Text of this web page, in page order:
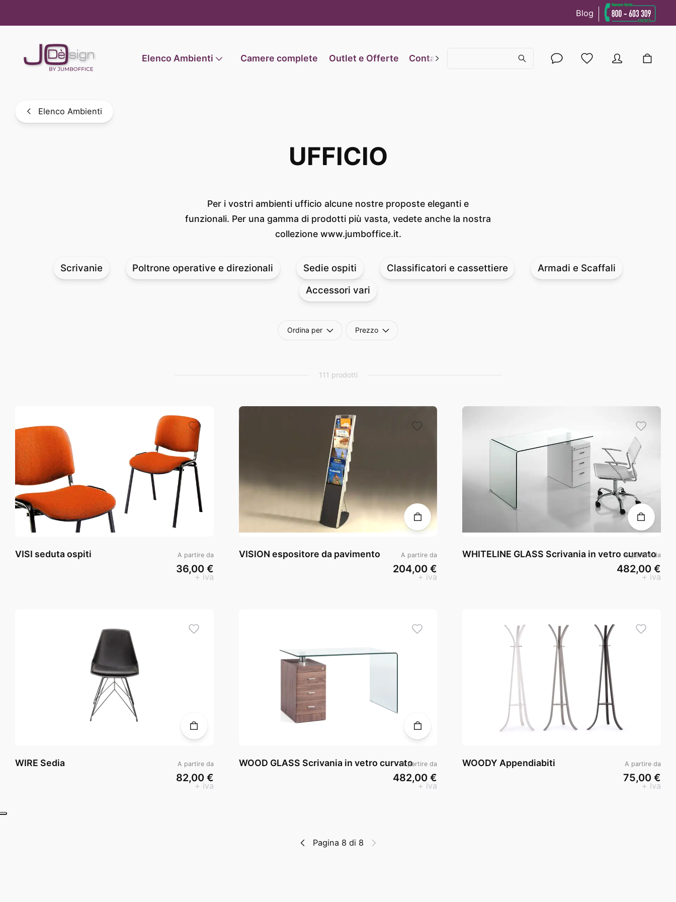
Blog
Elenco Ambienti Camere complete Outlet e Offerte Contatti
Elenco Ambienti
UFFICIO
Per i vostri ambienti ufficio alcune nostre proposte eleganti e
funzionali. Per una gamma di prodotti più vasta, vedete anche la nostra
collezione www.jumboffice.it.
Scrivanie Poltrone operative e direzionali Sedie ospiti Classificatori e cassettiere
Armadi e Scaffali
Accessori vari
Ordina per Prezzo
111 prodotti
VISI seduta ospiti A partire da
36,00 €
+ iva
VISION espositore da pavimento A partire da
204,00 €
+ iva
WHITELINE GLASS Scrivania in vetro curvato
A partire da
482,00 €
+ iva
WIRE Sedia A partire da
82,00 €
+ iva
WOOD GLASS Scrivania in vetro curvatoA partire da
482,00 €
+ iva
WOODY Appendiabiti A partire da
75,00 €
+ iva
Pagina 8 di 8